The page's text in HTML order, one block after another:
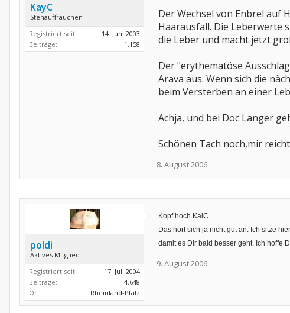
KayC
Stehauffrauchen
Registriert seit:
14. Juni 2003
Beiträge:
1.158
Der Wechsel von Enbrel auf
Haarausfall. Die Leberwerte
die Leber und macht jetzt
Der "erythematöse
Arava aus. Wenn sich die
beim Versterben an einer
Achja, und bei Doc Langer
Schönen Tach noch,mir
8. August 2006
poldi
Aktives Mitglied
Registriert seit:
17. Juli 2004
Beiträge:
4.648
Ort:
Rheinland-Pfalz
Kopf hoch KaiC
Das hört sich ja nicht gut an. Ich sitze
damit es Dir bald besser geht. Ich hoffe
9. August 2006